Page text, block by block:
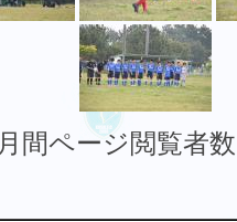
月間ページ閲覧者